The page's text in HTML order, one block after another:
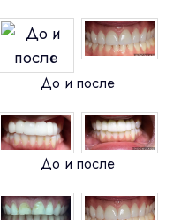
До и после
До и после